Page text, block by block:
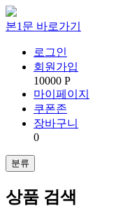
본1문 바로가기
로그인
회원가입
10000 P
마이페이지
쿠폰존
장바구니
0
분류
상품 검색